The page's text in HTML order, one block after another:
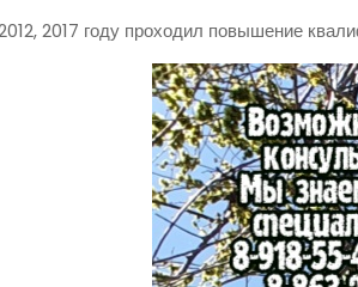
2017 году проходил повышение